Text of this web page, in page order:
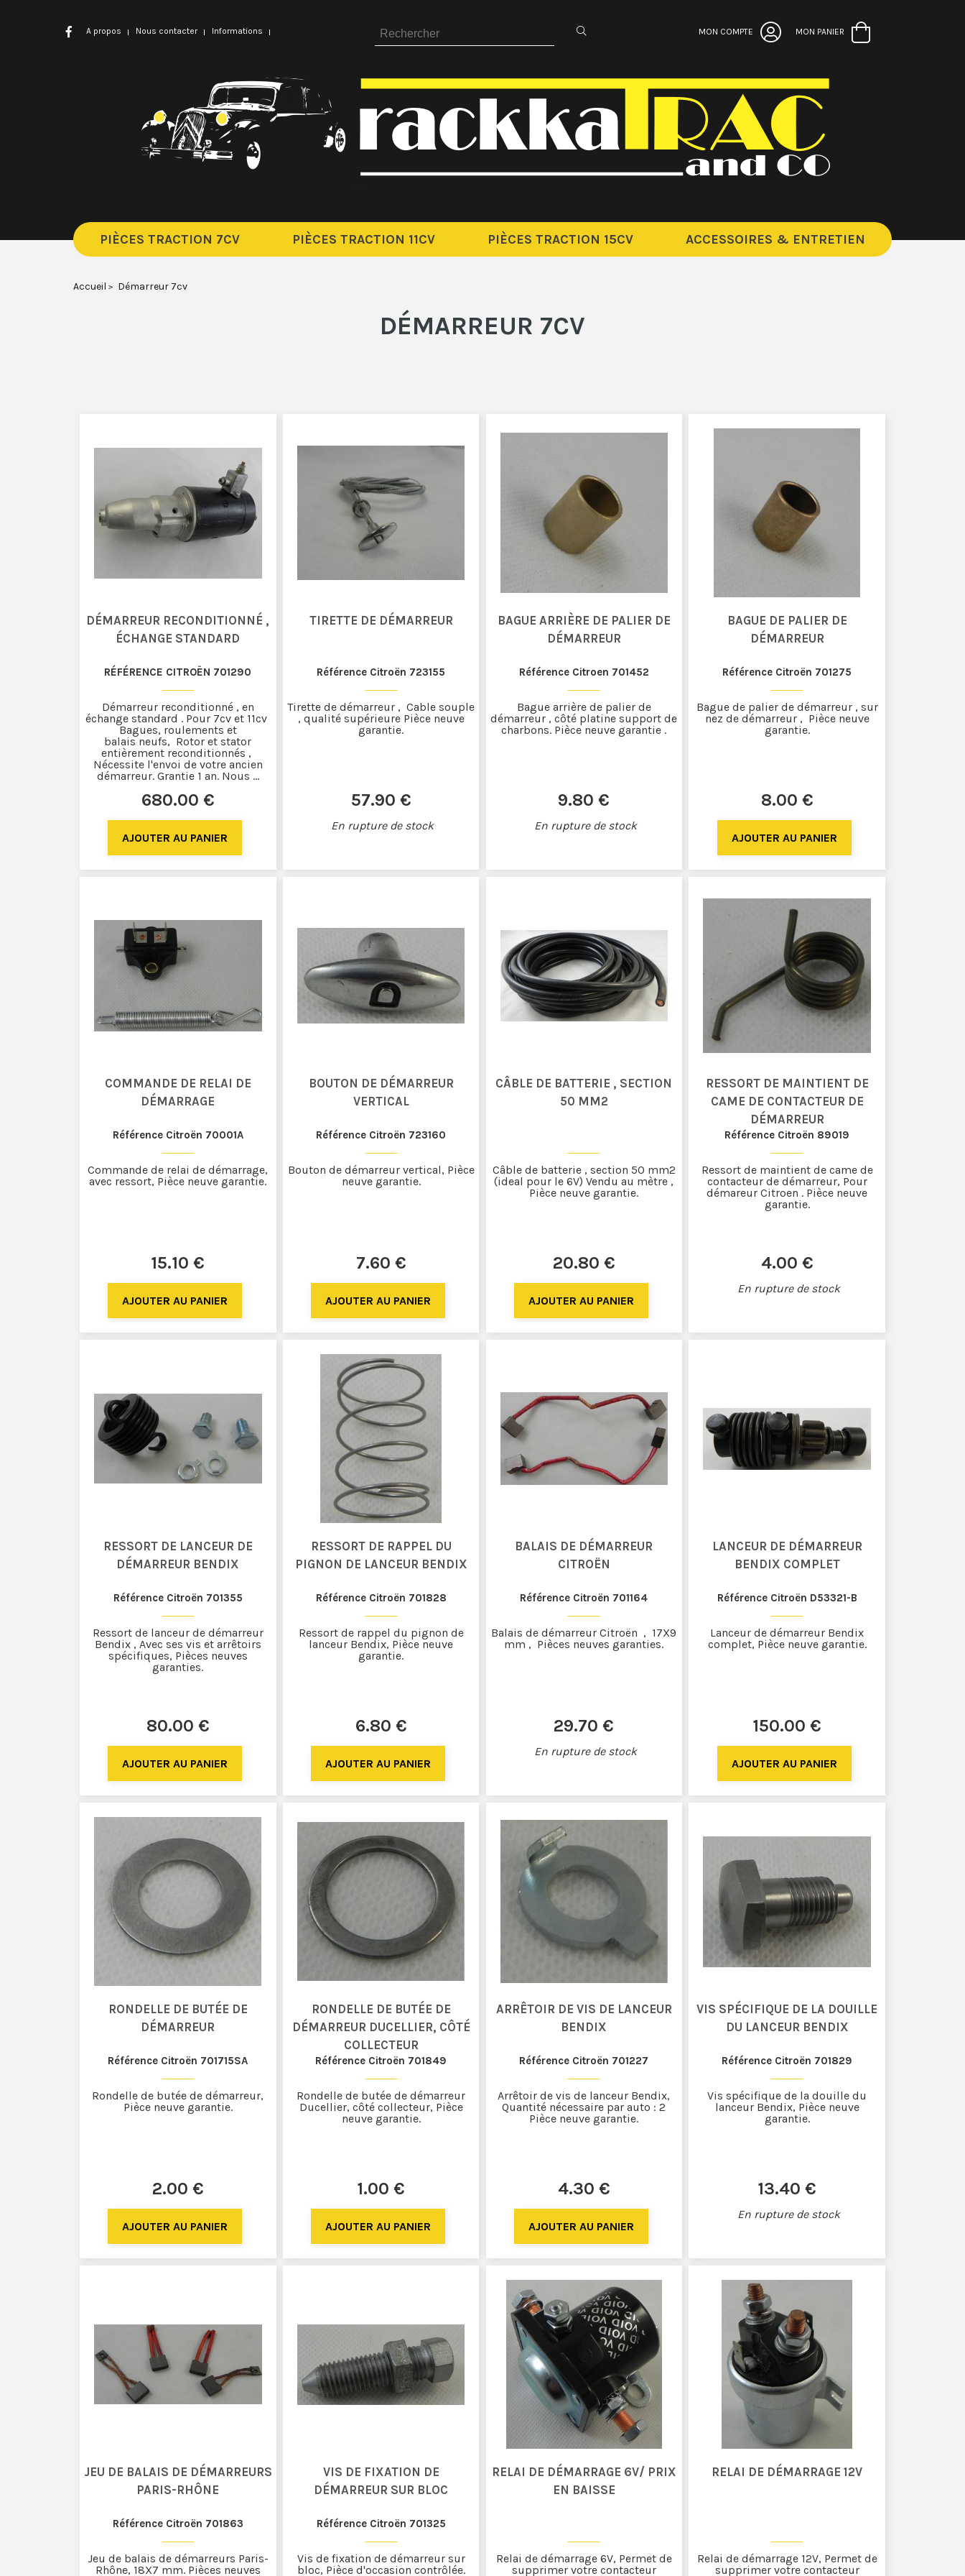
MON COMPTE MON PANIER
PIÈCES TRACTION 7CV PIÈCES TRACTION 11CV PIÈCES TRACTION 15CV ACCESSOIRES & ENTRETIEN
Accueil Démarreur 7cv
DÉMARREUR 7CV
DÉMARREUR RECONDITIONNÉ ,
ÉCHANGE STANDARD
RÉFÉRENCE CITROËN 701290
680.00 €
Démarreur reconditionné , en
échange standard . Pour 7cv et 11cv
Bagues, roulements et
balais neufs, Rotor et stator
entièrement reconditionnés ,
Nécessite l'envoi de votre ancien
démarreur. Grantie 1 an. Nous ...
TIRETTE DE DÉMARREUR
Référence Citroën 723155
57.90 €
En rupture de stock
Tirette de démarreur , Cable souple
, qualité supérieure Pièce neuve
garantie.
BAGUE ARRIÈRE DE PALIER DE
DÉMARREUR
Référence Citroen 701452
9.80 €
En rupture de stock
Bague arrière de palier de
démarreur , côté platine support de
charbons. Pièce neuve garantie .
BAGUE DE PALIER DE
DÉMARREUR
Référence Citroën 701275
8.00 €
Bague de palier de démarreur , sur
nez de démarreur , Pièce neuve
garantie.
COMMANDE DE RELAI DE
DÉMARRAGE
Référence Citroën 70001A
15.10 €
Commande de relai de démarrage,
avec ressort, Pièce neuve garantie.
BOUTON DE DÉMARREUR
VERTICAL
Référence Citroën 723160
7.60 €
Bouton de démarreur vertical, Pièce
neuve garantie.
CÂBLE DE BATTERIE , SECTION
50 MM2
20.80 €
Câble de batterie , section 50 mm2
(ideal pour le 6V) Vendu au mètre ,
Pièce neuve garantie.
RESSORT DE MAINTIENT DE
CAME DE CONTACTEUR DE
DÉMARREUR
Référence Citroën 89019
4.00 €
En rupture de stock
Ressort de maintient de came de
contacteur de démarreur, Pour
démareur Citroen . Pièce neuve
garantie.
RESSORT DE LANCEUR DE
DÉMARREUR BENDIX
Référence Citroën 701355
80.00 €
Ressort de lanceur de démarreur
Bendix , Avec ses vis et arrêtoirs
spécifiques, Pièces neuves
garanties.
RESSORT DE RAPPEL DU
PIGNON DE LANCEUR BENDIX
Référence Citroën 701828
6.80 €
Ressort de rappel du pignon de
lanceur Bendix, Pièce neuve
garantie.
BALAIS DE DÉMARREUR
CITROËN
Référence Citroën 701164
29.70 €
En rupture de stock
Balais de démarreur Citroën , 17X9
mm , Pièces neuves garanties.
LANCEUR DE DÉMARREUR
BENDIX COMPLET
Référence Citroën D53321-B
150.00 €
Lanceur de démarreur Bendix
complet, Pièce neuve garantie.
RONDELLE DE BUTÉE DE
DÉMARREUR
Référence Citroën 701715SA
2.00 €
Rondelle de butée de démarreur,
Pièce neuve garantie.
RONDELLE DE BUTÉE DE
DÉMARREUR DUCELLIER, CÔTÉ
COLLECTEUR
Référence Citroën 701849
1.00 €
Rondelle de butée de démarreur
Ducellier, côté collecteur, Pièce
neuve garantie.
ARRÊTOIR DE VIS DE LANCEUR
BENDIX
Référence Citroën 701227
4.30 €
Arrêtoir de vis de lanceur Bendix,
Quantité nécessaire par auto : 2
Pièce neuve garantie.
VIS SPÉCIFIQUE DE LA DOUILLE
DU LANCEUR BENDIX
Référence Citroën 701829
13.40 €
En rupture de stock
Vis spécifique de la douille du
lanceur Bendix, Pièce neuve
garantie.
JEU DE BALAIS DE DÉMARREURS
PARIS-RHÔNE
Référence Citroën 701863
Jeu de balais de démarreurs Paris-
Rhône, 18X7 mm. Pièces neuves
VIS DE FIXATION DE
DÉMARREUR SUR BLOC
Référence Citroën 701325
Vis de fixation de démarreur sur
bloc, Pièce d'occasion contrôlée.
RELAI DE DÉMARRAGE 6V/ PRIX
EN BAISSE
Relai de démarrage 6V, Permet de
supprimer votre contacteur
RELAI DE DÉMARRAGE 12V
Relai de démarrage 12V, Permet de
supprimer votre contacteur
A propos Nous contacter Informations